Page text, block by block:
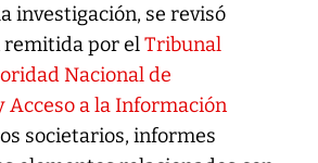
investigación, se revisó
por elTribunal
Nacional de
Acceso a la Información
societarios, informes